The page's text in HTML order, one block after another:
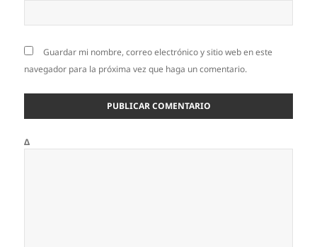
Guardar mi nombre, correo electrónico y sitio web en este
navegador para la próxima vez que haga un comentario.
Δ